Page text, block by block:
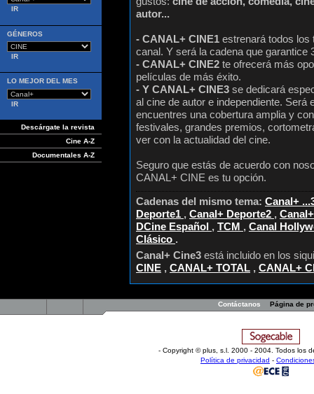
GÉNEROS
LO MEJOR DEL MES
Descárgate la revista
Cine A-Z
Documentales A-Z
autor...
- CANAL+ CINE1 estrenará todos los
canal. Y será la cadena que garantice
- CANAL+ CINE2 te ofrecerá más
películas de más éxito.
- Y CANAL+ CINE3 se dedicará
al cine de autor e independiente. Será
encuentres una cobertura amplia y
festivales, grandes premios,
ver con la actualidad del cine.
Seguro que estás de acuerdo con
CANAL+ CINE es tu opción.
Cadenas del mismo tema: Canal+
Deporte1 , Canal+ Deporte2 ,
DCine Español , TCM , Canal
Clásico .
Canal+ Cine3 está incluido en los
CINE , CANAL+ TOTAL , CANAL+
Contáctanos Página de
- Copyright © plus, s.l 2000 - 2004. Todos los
Política de privacidad -